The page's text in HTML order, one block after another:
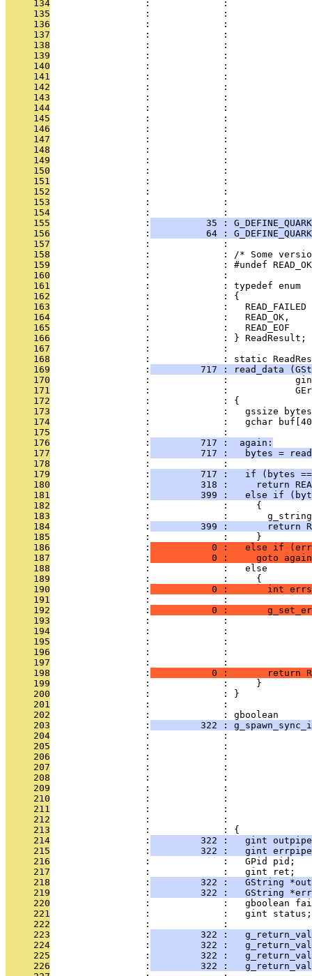
     134
:             :
     135
:             :
     136
:             :
     137
:             :
     138
:             :
     139
:             :
     140
:             :
     141
:             :
     142
:             :
     143
:             :
     144
:             :
     145
:             :
     146
:             :
     147
:             :
     148
:             :
     149
:             :
     150
:             :
     151
:             :
     152
:             :
     153
:             :
     154
                 :             :
     155
                 :
35 :
     156
                 :
64 :
     157
                 :             :
     158
:             : /* Some
     159
                 :             : #undef READ_OK
     160
                 :             :
     161
                 :             : typedef enum
     162
                 :             : {
     163
:             :   READ_FAILED
     164
                 :             :   READ_OK,
     165
                 :             :   READ_EOF
     166
                 :             : } ReadResult;
     167
                 :             :
     168
:             : static
     169
                 :
717 : read_data
     170
:             :
     171
:             :
     172
                 :             : {
     173
:             :   gssize
     174
:             :   gchar
     175
                 :             :
     176
                 :
         717 :  again:
     177
                 :
717 :   bytes =
     178
                 :             :
     179
                 :
717 :   if (bytes
     180
                 :
318 :     return
     181
                 :
399 :   else if
     182
                 :             :     {
     183
:             :
     184
                 :
399 :       return
     185
                 :             :     }
     186
                 :
0 :   else if
     187
                 :
0 :     goto
     188
                 :             :   else
     189
                 :             :     {
     190
                 :
0 :       int
     191
                 :             :
     192
                 :
0 :
     193
:             :
     194
:             :
     195
:             :
     196
:             :
     197
                 :             :
     198
                 :
0 :       return
     199
                 :             :     }
     200
                 :             : }
     201
                 :             :
     202
                 :             : gboolean
     203
                 :
322 :
     204
:             :
     205
:             :
     206
:             :
     207
:             :
     208
:             :
     209
:             :
     210
:             :
     211
:             :
     212
:             :
     213
                 :             : {
     214
                 :
322 :   gint
     215
                 :
322 :   gint
     216
                 :             :   GPid pid;
     217
                 :             :   gint ret;
     218
                 :
322 :   GString
     219
                 :
322 :   GString
     220
:             :   gboolean
     221
                 :             :   gint status;
     222
                 :             :
     223
                 :
322 :
     224
                 :
322 :
     225
                 :
322 :
     226
                 :
322 :